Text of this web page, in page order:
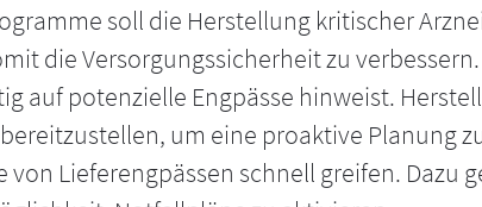
soll die Herstellung kritischer
die Versorgungssicherheit zu verbessern.
auf potenzielle Engpässe hinweist.
um eine proaktive Planung
Lieferengpässen schnell greifen. Dazu